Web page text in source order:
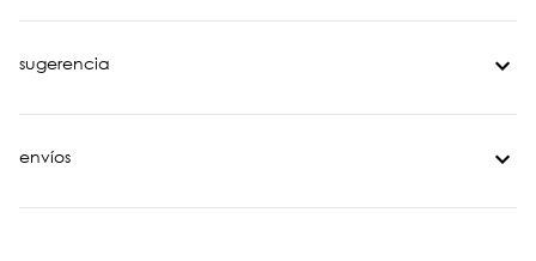
sugerencia
envíos